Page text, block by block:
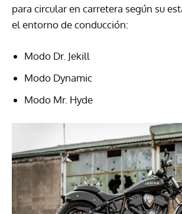
para circular en carretera según su
el entorno de conducción:
Modo Dr. Jekill
Modo Dynamic
Modo Mr. Hyde